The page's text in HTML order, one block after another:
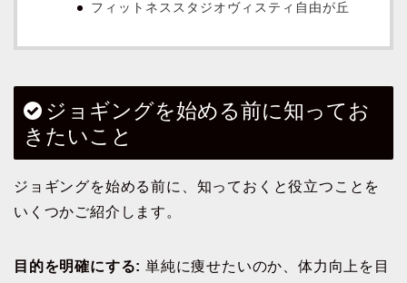
フィットネススタジオヴィスティ自由が丘
ジョギングを始める前に知ってお
きたいこと
ジョギングを始める前に、知っておくと役立つことを
いくつかご紹介します。
目的を明確にする: 単純に痩せたいのか、体力向上を目